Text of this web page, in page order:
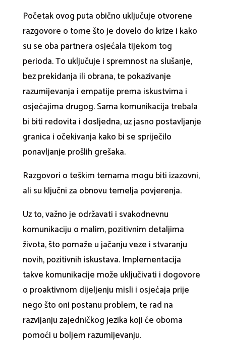
Početak ovog puta obično uključuje otvorene
razgovore o tome što je dovelo do krize i kako
su se oba partnera osjećala tijekom tog
perioda. To uključuje i spremnost na slušanje,
bez prekidanja ili obrana, te pokazivanje
razumijevanja i empatije prema iskustvima i
osjećajima drugog. Sama komunikacija trebala
bi biti redovita i dosljedna, uz jasno postavljanje
granica i očekivanja kako bi se spriječilo
ponavljanje prošlih grešaka.
Razgovori o teškim temama mogu biti izazovni,
ali su ključni za obnovu temelja povjerenja.
Uz to, važno je održavati i svakodnevnu
komunikaciju o malim, pozitivnim detaljima
života, što pomaže u jačanju veze i stvaranju
novih, pozitivnih iskustava. Implementacija
takve komunikacije može uključivati i dogovore
o proaktivnom dijeljenju misli i osjećaja prije
nego što oni postanu problem, te rad na
razvijanju zajedničkog jezika koji će oboma
pomoći u boljem razumijevanju.